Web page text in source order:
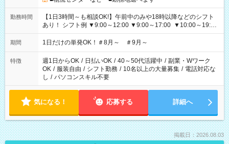
勤務時間
【1日3時間～も相談OK!】午前中のみや18時以降などのシフト
あり！ シフト例 ▼9:00～12:00 ▼9:00～17:00 ▼10:00～19:00
▼18:00～21:00
期間 1日だけの単発OK！＃8月～ ＃9月～
特徴 週1日からOK / 日払いOK / 40～50代活躍中 / 副業・Wワーク
OK / 服装自由 / シフト勤務 / 10名以上の大量募集 / 電話対応な
し / パソコンスキル不要
気になる！ 応募する 詳細へ
掲載日：2026.08.03